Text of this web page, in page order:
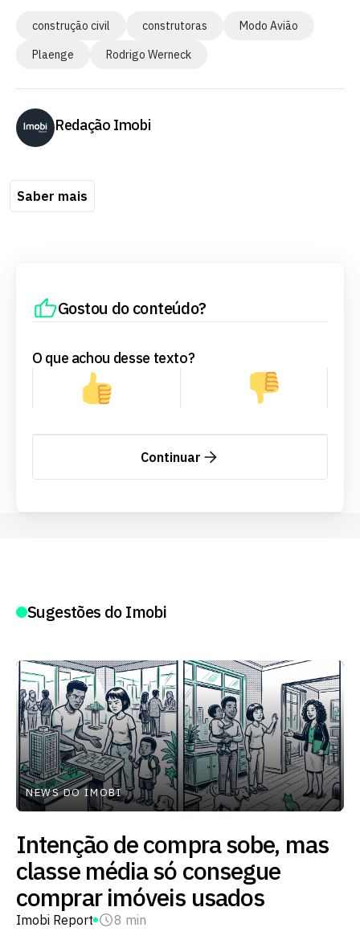
construção civil construtoras
Modo Avião
Plaenge
Rodrigo Werneck
Redação Imobi
Saber mais
Gostou do conteúdo?
O que achou desse texto?
Continuar
Sugestões do Imobi
NEWS DO IMOBI
Intenção de compra sobe, mas
classe média só consegue
comprar imóveis usados
Imobi Report 8 min